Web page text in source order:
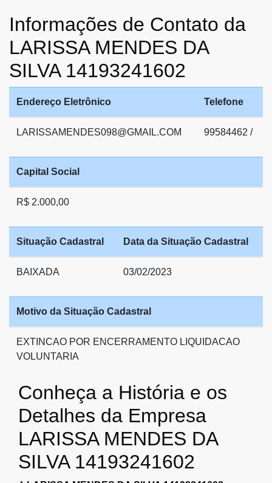
Informações de Contato da
LARISSA MENDES DA
SILVA 14193241602
Endereço Eletrônico Telefone
LARISSAMENDES098@GMAIL.COM 99584462 /
Capital Social
R$ 2.000,00
Situação Cadastral Data da Situação Cadastral
BAIXADA 03/02/2023
Motivo da Situação Cadastral
EXTINCAO POR ENCERRAMENTO LIQUIDACAO
VOLUNTARIA
Conheça a História e os
Detalhes da Empresa
LARISSA MENDES DA
SILVA 14193241602